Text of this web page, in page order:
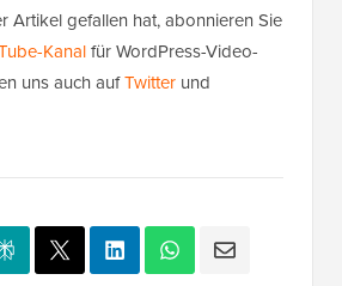
Artikel gefallen hat, abonnieren Sie
Kanalfür WordPress-Video-
uns auch aufTwitter und